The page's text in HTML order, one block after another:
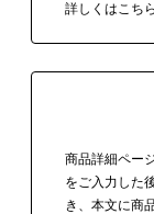
詳しくはこちら
商品詳細ペー
をご入力した
き、本文に商